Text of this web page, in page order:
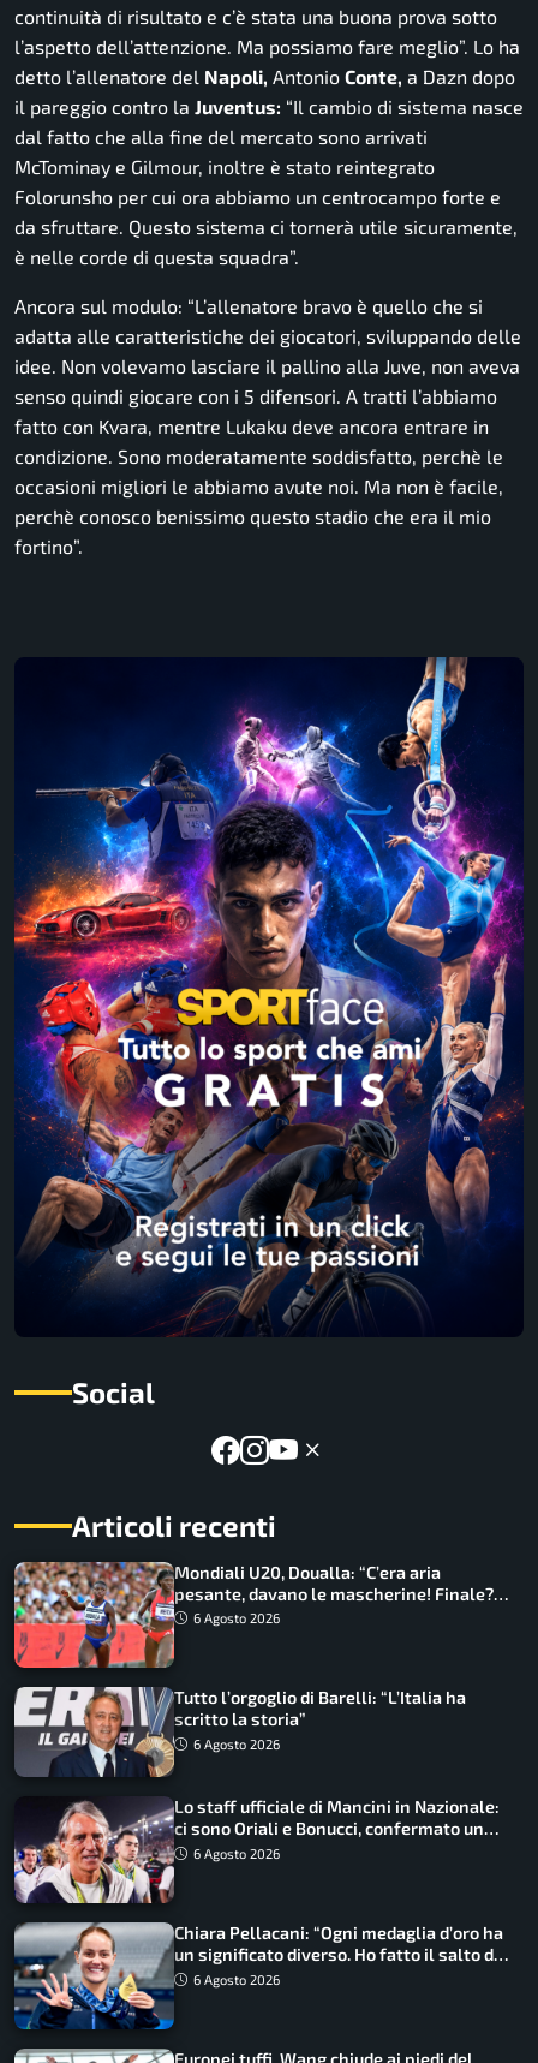
continuità di risultato e c’è stata una buona prova sotto
l’aspetto dell’attenzione. Ma possiamo fare meglio”. Lo ha
detto l’allenatore del Napoli, Antonio Conte, a Dazn dopo
il pareggio contro la Juventus: “Il cambio di sistema nasce
dal fatto che alla fine del mercato sono arrivati
McTominay e Gilmour, inoltre è stato reintegrato
Folorunsho per cui ora abbiamo un centrocampo forte e
da sfruttare. Questo sistema ci tornerà utile sicuramente,
è nelle corde di questa squadra”.
Ancora sul modulo: “L’allenatore bravo è quello che si
adatta alle caratteristiche dei giocatori, sviluppando delle
idee. Non volevamo lasciare il pallino alla Juve, non aveva
senso quindi giocare con i 5 difensori. A tratti l’abbiamo
fatto con Kvara, mentre Lukaku deve ancora entrare in
condizione. Sono moderatamente soddisfatto, perchè le
occasioni migliori le abbiamo avute noi. Ma non è facile,
perchè conosco benissimo questo stadio che era il mio
fortino”.
Social
Articoli recenti
Mondiali U20, Doualla: “C’era aria
pesante, davano le mascherine! Finale?
Non ho nulla da perdere”
6 Agosto 2026
Tutto l’orgoglio di Barelli: “L’Italia ha
scritto la storia”
6 Agosto 2026
Lo staff ufficiale di Mancini in Nazionale:
ci sono Oriali e Bonucci, confermato un
ritorno
6 Agosto 2026
Chiara Pellacani: “Ogni medaglia d’oro ha
un significato diverso. Ho fatto il salto di
qualità”
6 Agosto 2026